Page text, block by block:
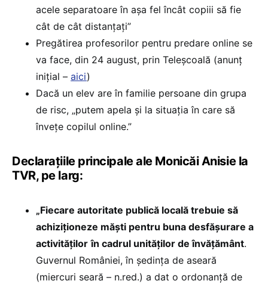
acele separatoare în așa fel încât copiii să fie
cât de cât distanțați”
Pregătirea profesorilor pentru predare online se
va face, din 24 august, prin Teleșcoală (anunț
inițial – aici)
Dacă un elev are în familie persoane din grupa
de risc, „putem apela și la situația în care să
învețe copilul online.”
Declarațiile principale ale Monicăi Anisie la
TVR, pe larg:
„Fiecare autoritate publică locală trebuie să
achiziționeze măști pentru buna desfășurare a
activităților în cadrul unităților de învățământ.
Guvernul României, în ședința de aseară
(miercuri seară – n.red.) a dat o ordonanță de